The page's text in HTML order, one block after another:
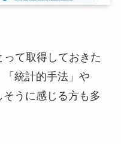
て取得しておきた
統計的手法」や
そうに感じる方も多